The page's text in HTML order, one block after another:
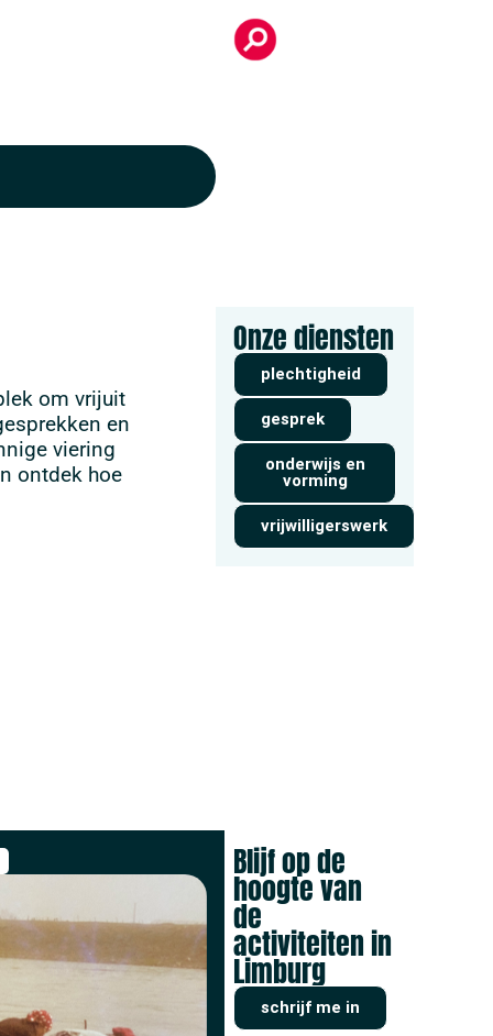
om vrijuit
en
viering
ontdek hoe
Onze diensten
plechtigheid
gesprek
onderwijs en
vorming
vrijwilligerswerk
Blijf op de
hoogte van
de
activiteiten in
Limburg
schrijf me in